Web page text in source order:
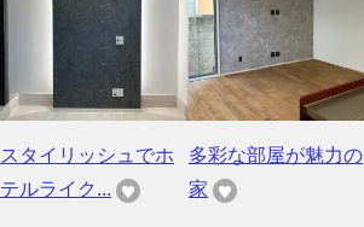
スタイリッシュでホ
テルライク...
多彩な部屋が魅力の
家